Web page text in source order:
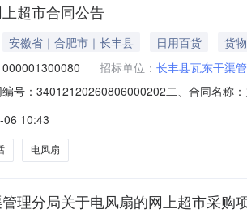
超市合同公告
安徽省｜合肥市｜长丰县 日用百货
货物
招标单位： 长丰县瓦东干渠
号：34012120260806000202二、合同名称
肥市蜀山区经济开发区湖光路1299号电商园
10:43
电风扇
理分局关于电风扇的网上超市采购